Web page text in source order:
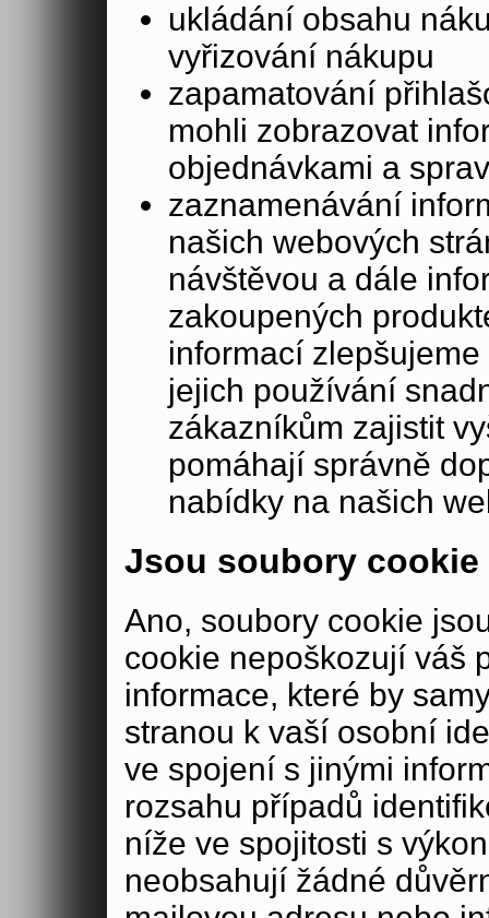
ukládání obsahu
vyřizování nákupu
zapamatování
mohli zobrazovat
objednávkami a
zaznamenávání
našich webových
návštěvou a dále
zakoupených
informací
jejich používání
zákazníkům zajistit
pomáhají správně
nabídky na našich
Jsou soubory cookie
Ano, soubory cookie
cookie nepoškozují váš
informace, které by
stranou k vaší osobní
ve spojení s jinými
rozsahu případů
níže ve spojitosti s
neobsahují žádné